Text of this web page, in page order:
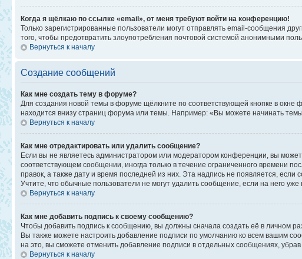
Когда я щёлкаю по ссылке «email», от меня требуют войти на конференцию!
Только зарегистрированные пользователи могут отправлять email-сообщения
того, чтобы предотвратить злоупотребления почтовой системой анонимными
Вернуться к началу
Создание сообщений
Как мне создать тему в форуме?
Для создания новой темы в форуме щёлкните по соответствующей кнопке в
находится внизу страниц форума или темы. Например: «Вы можете начинать
Вернуться к началу
Как мне отредактировать или удалить сообщение?
Если вы не являетесь администратором или модератором конференции, вы
соответствующем сообщении, иногда только в течение ограниченного времени
правок, а также дату и время последней из них. Эта надпись не появляется,
Учтите, что обычные пользователи не могут удалить сообщение, если на него уже
Вернуться к началу
Как мне добавить подпись к своему сообщению?
Чтобы добавить подпись к сообщению, вы должны сначала создать её в личном
Вы также можете настроить добавление подписи по умолчанию ко всем вашим
на это, вы сможете отменить добавление подписи в отдельных сообщениях,
Вернуться к началу